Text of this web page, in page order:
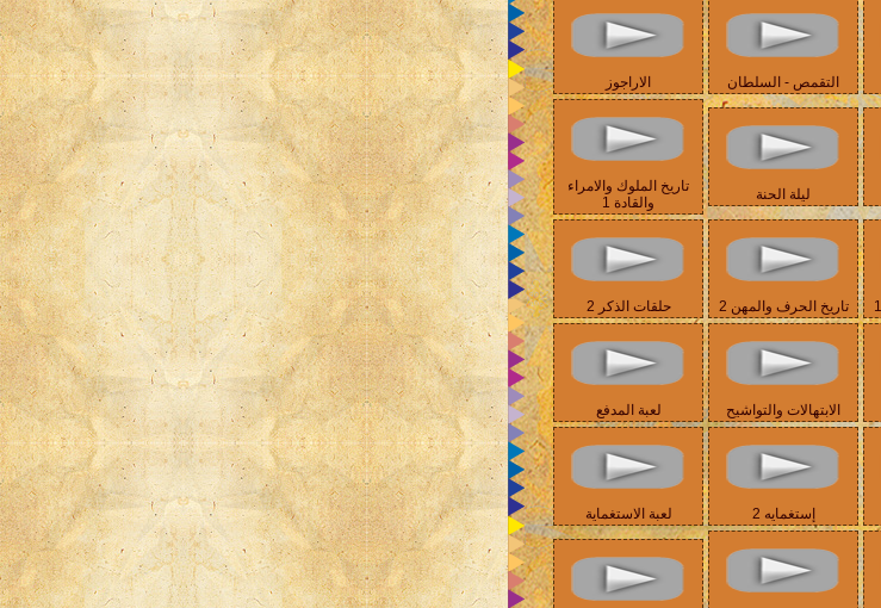
التقمص - السلطان الاراجوز
ليلة الحنة
تاريخ الملوك والامراء
والقادة 1
تاريخ الحرف والمهن 2 حلقات الذكر 2
الابتهالات والتواشيح لعبة المدفع
إستغمايه 2 لعبة الاستغماية